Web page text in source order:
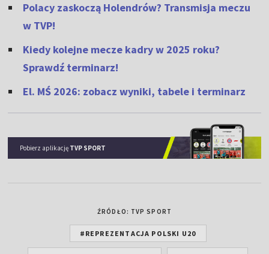
Polacy zaskoczą Holendrów? Transmisja meczu
w TVP!
Kiedy kolejne mecze kadry w 2025 roku?
Sprawdź terminarz!
El. MŚ 2026: zobacz wyniki, tabele i terminarz
Pobierz aplikację TVP SPORT
ŹRÓDŁO: TVP SPORT
#REPREZENTACJA POLSKI U20